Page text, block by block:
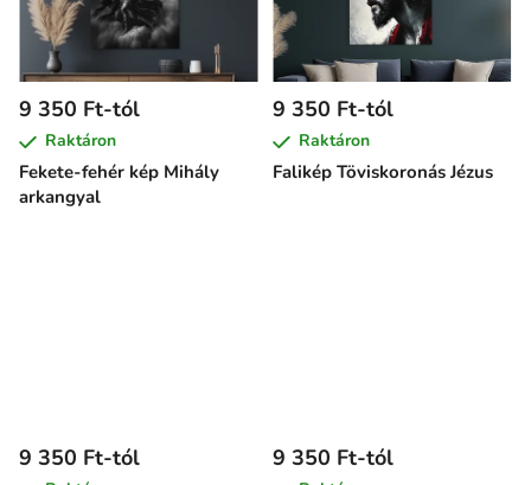
Fekete-fehér kép Mihály
arkangyal
9 350 Ft-tól
Raktáron
Falikép Töviskoronás Jézus
9 350 Ft-tól
Raktáron
9 350 Ft-tól 9 350 Ft-tól